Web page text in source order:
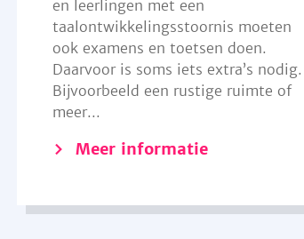
en leerlingen met een
taalontwikkelingsstoornis moeten
ook examens en toetsen doen.
Daarvoor is soms iets extra’s nodig.
Bijvoorbeeld een rustige ruimte of
meer...
Meer informatie